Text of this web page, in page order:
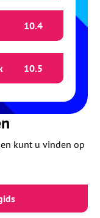
10.4
10.5
kunt u vinden op